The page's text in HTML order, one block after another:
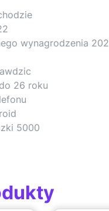
wynagrodzenia
26 roku
5000